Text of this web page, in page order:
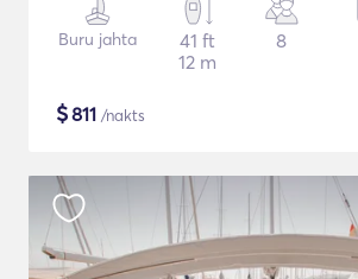
Buru jahta
41 ft
12 m
8
$811 /nakts